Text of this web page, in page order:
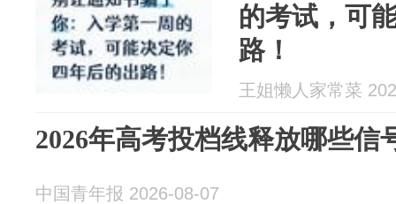
的考试，可
路！
王姐懒人家常菜
2026年高考投档线释放哪些信
中国青年报 2026-08-07